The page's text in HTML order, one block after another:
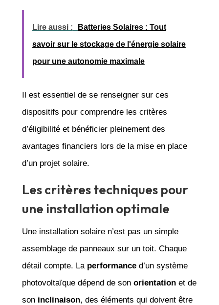
Lire aussi : Batteries Solaires : Tout
savoir sur le stockage de l'énergie solaire
pour une autonomie maximale
Il est essentiel de se renseigner sur ces
dispositifs pour comprendre les critères
d’éligibilité et bénéficier pleinement des
avantages financiers lors de la mise en place
d’un projet solaire.
Les critères techniques pour
une installation optimale
Une installation solaire n’est pas un simple
assemblage de panneaux sur un toit. Chaque
détail compte. La performanced’un système
photovoltaïque dépend de son orientationet de
son inclinaison, des éléments qui doivent être